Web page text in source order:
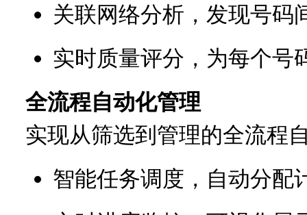
关联网络分析，发现号码
实时质量评分，为每个号
全流程自动化管理
实现从筛选到管理的全流程
智能任务调度，自动分配